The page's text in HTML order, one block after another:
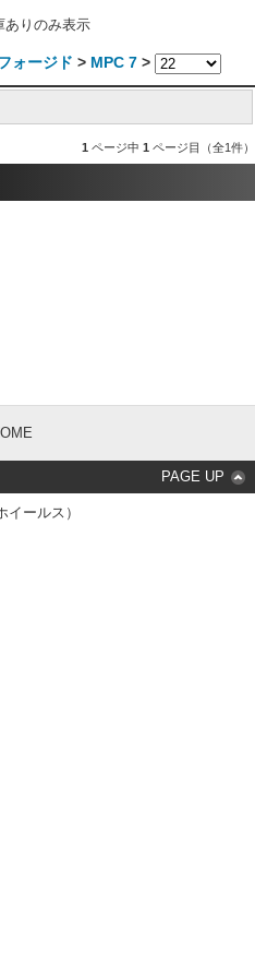
ありのみ表示
ォージド > MPC 7 >
1 ページ中 1 ページ目（全1件）
PAGE UP
ールス）